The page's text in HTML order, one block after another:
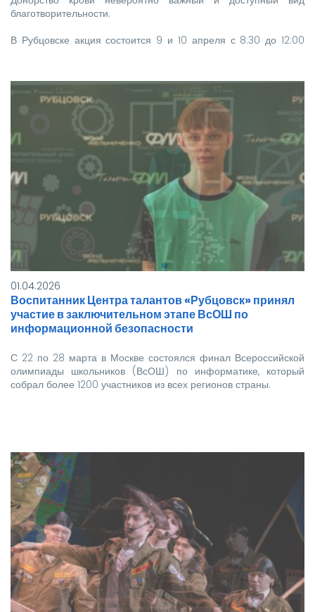
благотворительности.
В Рубцовске акция состоится 9 и 10 апреля с 8:30 до 12:00
КГБУЗ «Алтайский…
01.04.2026
Воспитанник Центра талантов «Рубцовск» принял
участие в заключительном этапе ВсОШ по
информационной безопасности
С 22 по 28 марта в Москве состоялся финал Всероссийской
олимпиады школьников (ВсОШ) по информатике, который
собрал более 1200 участников из всех регионов страны.